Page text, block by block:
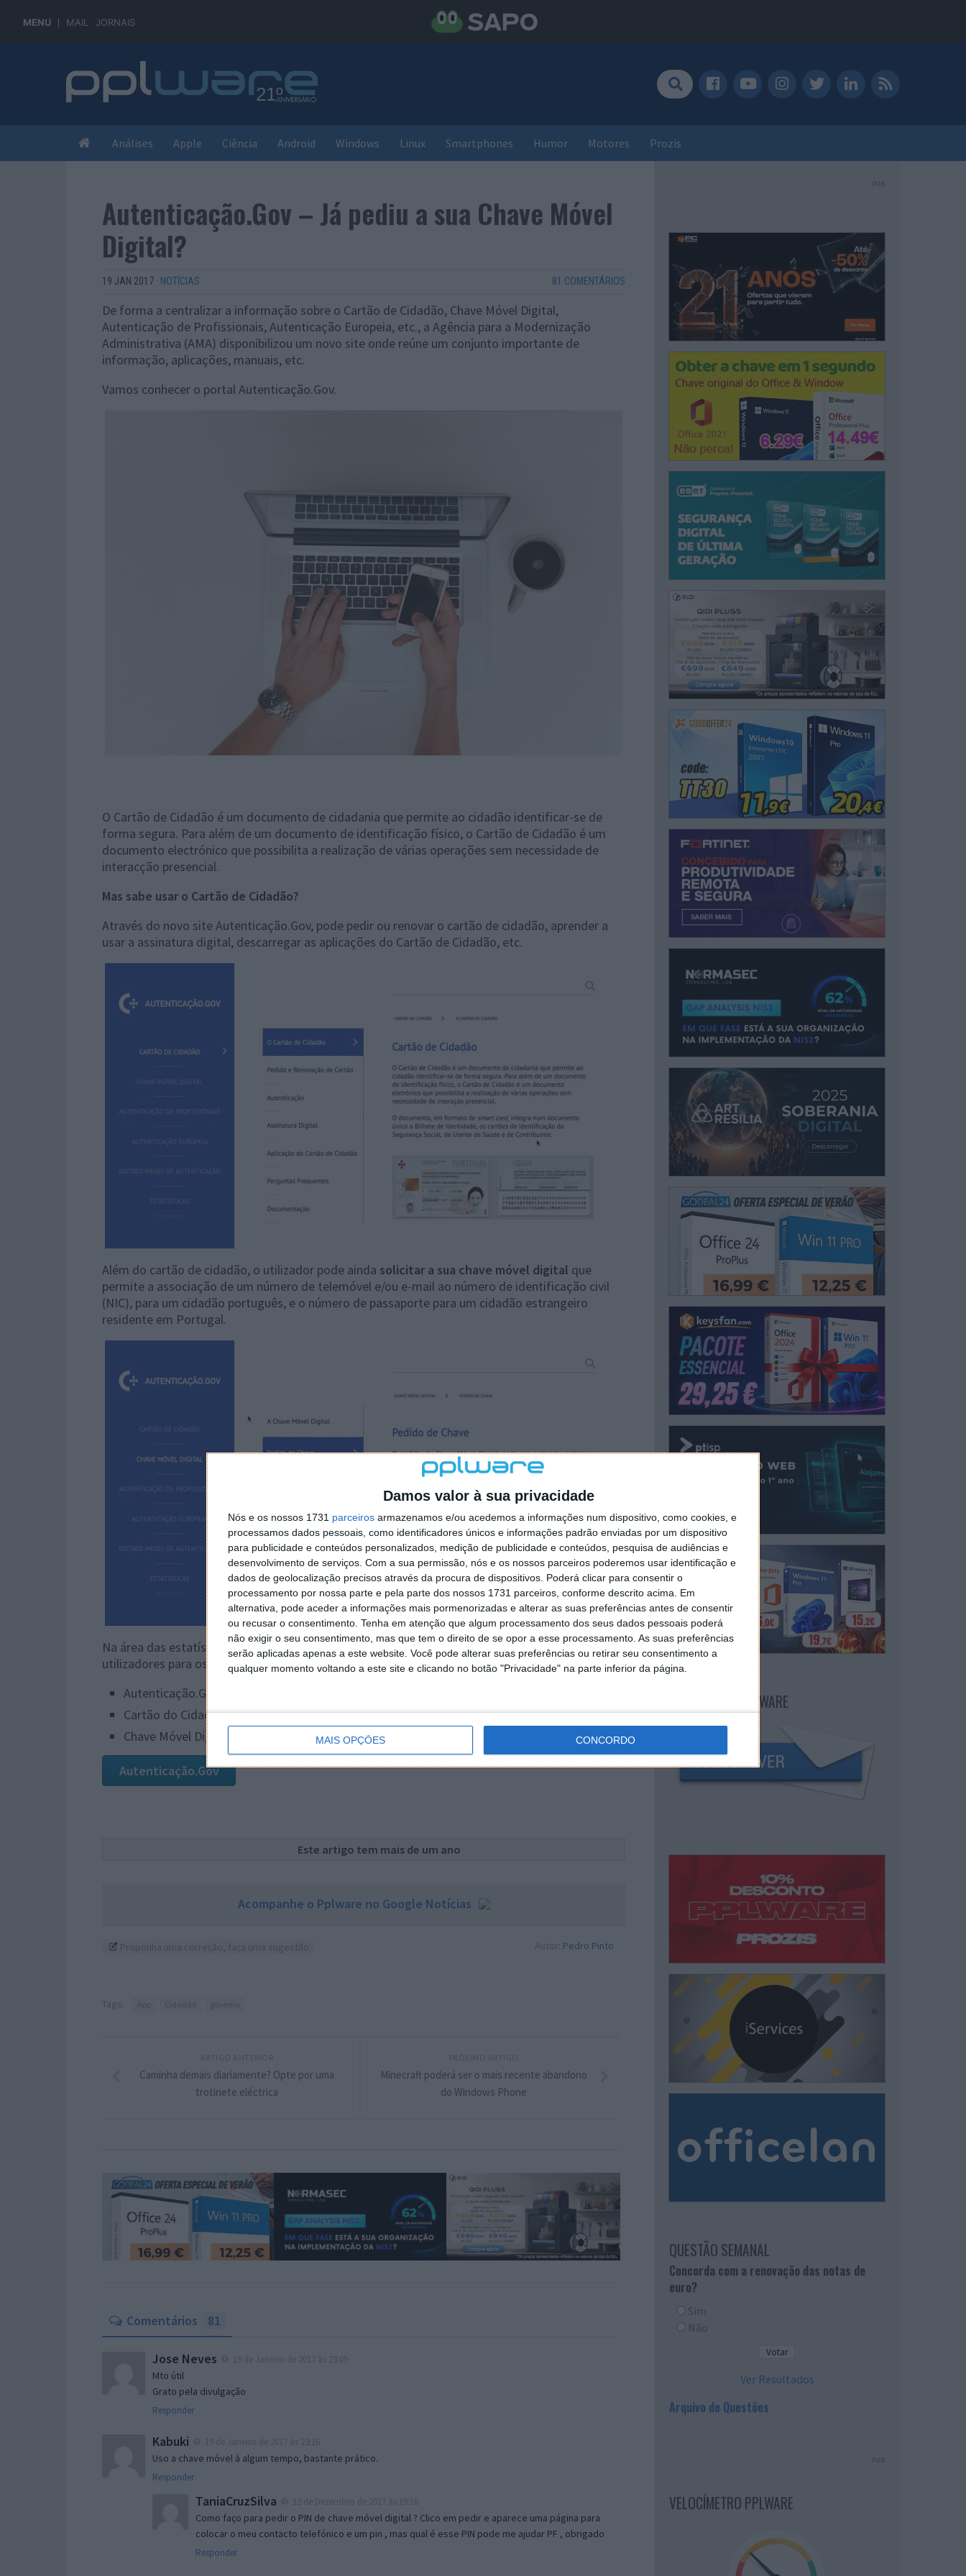
Damos valor à sua privacidade
Nós e os nossos 1731 parceiros armazenamos e/ou acedemos a informações num dispositivo, como cookies, e
processamos dados pessoais, como identificadores únicos e informações padrão enviadas por um dispositivo
para publicidade e conteúdos personalizados, medição de publicidade e conteúdos, pesquisa de audiências e
desenvolvimento de serviços. Com a sua permissão, nós e os nossos parceiros poderemos usar identificação e
dados de geolocalização precisos através da procura de dispositivos. Poderá clicar para consentir o
processamento por nossa parte e pela parte dos nossos 1731 parceiros, conforme descrito acima. Em
alternativa, pode aceder a informações mais pormenorizadas e alterar as suas preferências antes de consentir
ou recusar o consentimento. Tenha em atenção que algum processamento dos seus dados pessoais poderá
não exigir o seu consentimento, mas que tem o direito de se opor a esse processamento. As suas preferências
serão aplicadas apenas a este website. Você pode alterar suas preferências ou retirar seu consentimento a
qualquer momento voltando a este site e clicando no botão "Privacidade" na parte inferior da página.
MAIS OPÇÕES CONCORDO
MENU MAIL JORNAIS
Análises Apple Ciência Android Windows Linux Smartphones Humor Motores Prozis
Autenticação.Gov – Já pediu a sua Chave Móvel
Digital?
19 JAN 2017 · NOTÍCIAS 81 COMENTÁRIOS
De forma a centralizar a informação sobre o Cartão de Cidadão, Chave Móvel Digital,
Autenticação de Profissionais, Autenticação Europeia, etc., a Agência para a Modernização
Administrativa (AMA) disponibilizou um novo site onde reúne um conjunto importante de
informação, aplicações, manuais, etc.
Vamos conhecer o portal Autenticação.Gov.
O Cartão de Cidadão é um documento de cidadania que permite ao cidadão identificar-se de
forma segura. Para além de um documento de identificação físico, o Cartão de Cidadão é um
documento electrónico que possibilita a realização de várias operações sem necessidade de
interacção presencial.
Mas sabe usar o Cartão de Cidadão?
Através do novo site Autenticação.Gov, pode pedir ou renovar o cartão de cidadão, aprender a
usar a assinatura digital, descarregar as aplicações do Cartão de Cidadão, etc.
Além do cartão de cidadão, o utilizador pode ainda solicitar a sua chave móvel digital que
permite a associação de um número de telemóvel e/ou e-mail ao número de identificação civil
(NIC), para um cidadão português, e o número de passaporte para um cidadão estrangeiro
residente em Portugal.
Na área das estatísticas pode encontrar dados estatísticos sobre o número de autenticações e
utilizadores para os seguinte meios de autenticação:
Autenticação.Gov;
Cartão do Cidadão;
Chave Móvel Digital.
Autenticação.Gov
Este artigo tem mais de um ano
Acompanhe o Pplware no Google Notícias
Autor: Pedro Pinto
Tags:
Minecraft poderá ser o mais recente abandono
do Windows Phone
Caminha demais diariamente? Opte por uma
trotinete eléctrica
Comentários 81
Jose Neves
Mto útil
Grato pela divulgação
Responder
Kabuki
Uso a chave móvel à algum tempo, bastante prático.
Responder
TaniaCruzSilva
Como faço para pedir o PIN de chave móvel digital ? Clico em pedir e aparece uma página para
colocar o meu contacto telefónico e um pin , mas qual é esse PIN pode me ajudar PF , obrigado
Responder
PUB
NEWSLETTER PPLWARE
QUESTÃO SEMANAL
Concorda com a renovação das notas de
euro?
Sim
Não
Ver Resultados
Arquivo de Questões
PUB
VELOCÍMETRO PPLWARE